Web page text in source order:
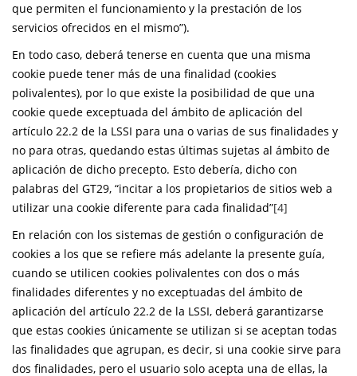
que permiten el funcionamiento y la prestación de los
servicios ofrecidos en el mismo”).
En todo caso, deberá tenerse en cuenta que una misma
cookie puede tener más de una finalidad (cookies
polivalentes), por lo que existe la posibilidad de que una
cookie quede exceptuada del ámbito de aplicación del
artículo 22.2 de la LSSI para una o varias de sus finalidades y
no para otras, quedando estas últimas sujetas al ámbito de
aplicación de dicho precepto. Esto debería, dicho con
palabras del GT29, “incitar a los propietarios de sitios web a
utilizar una cookie diferente para cada finalidad”[4]
En relación con los sistemas de gestión o configuración de
cookies a los que se refiere más adelante la presente guía,
cuando se utilicen cookies polivalentes con dos o más
finalidades diferentes y no exceptuadas del ámbito de
aplicación del artículo 22.2 de la LSSI, deberá garantizarse
que estas cookies únicamente se utilizan si se aceptan todas
las finalidades que agrupan, es decir, si una cookie sirve para
dos finalidades, pero el usuario solo acepta una de ellas, la